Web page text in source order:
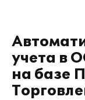
учета в
на базе